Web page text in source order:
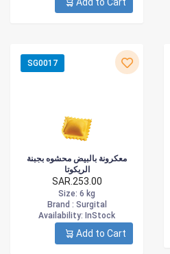
SG0017
معكرونة بالبيض محشوه بجبنة
الريكوتا
SAR.253.00
Size: 6 kg
Brand : Surgital
Availability: InStock
Add to Cart